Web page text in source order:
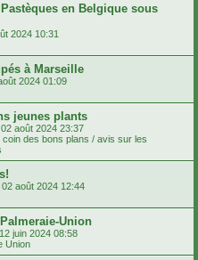
en Belgique sous
2024 10:31
à Marseille
2024 01:09
jeunes plants
02 août 2024 23:37
coin des bons plans / avis sur les
02 août 2024 12:44
Union
12 juin 2024 08:58
Union